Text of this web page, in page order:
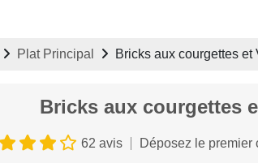
Plat Principal Bricks aux courgettes et
Bricks aux courgettes
62 avis Déposez le premier